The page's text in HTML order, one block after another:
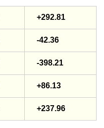
+292.81
-42.36
-398.21
+86.13
+237.96